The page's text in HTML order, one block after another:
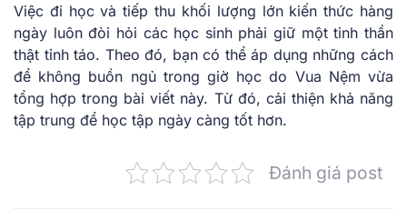
Việc đi học và tiếp thu khối lượng lớn kiến thức hàng
ngày luôn đòi hỏi các học sinh phải giữ một tinh thần
thật tỉnh táo. Theo đó, bạn có thể áp dụng những cách
để không buồn ngủ trong giờ học do Vua Nệm vừa
tổng hợp trong bài viết này. Từ đó, cải thiện khả năng
tập trung để học tập ngày càng tốt hơn.
Đánh giá post